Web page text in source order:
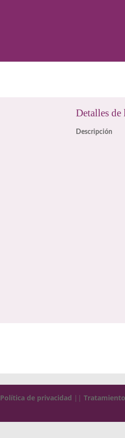
Detalles de
Descripción
Política de privacidad ||